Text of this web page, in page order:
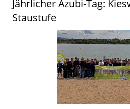
Jährlicher Azubi-Tag:
Staustufe